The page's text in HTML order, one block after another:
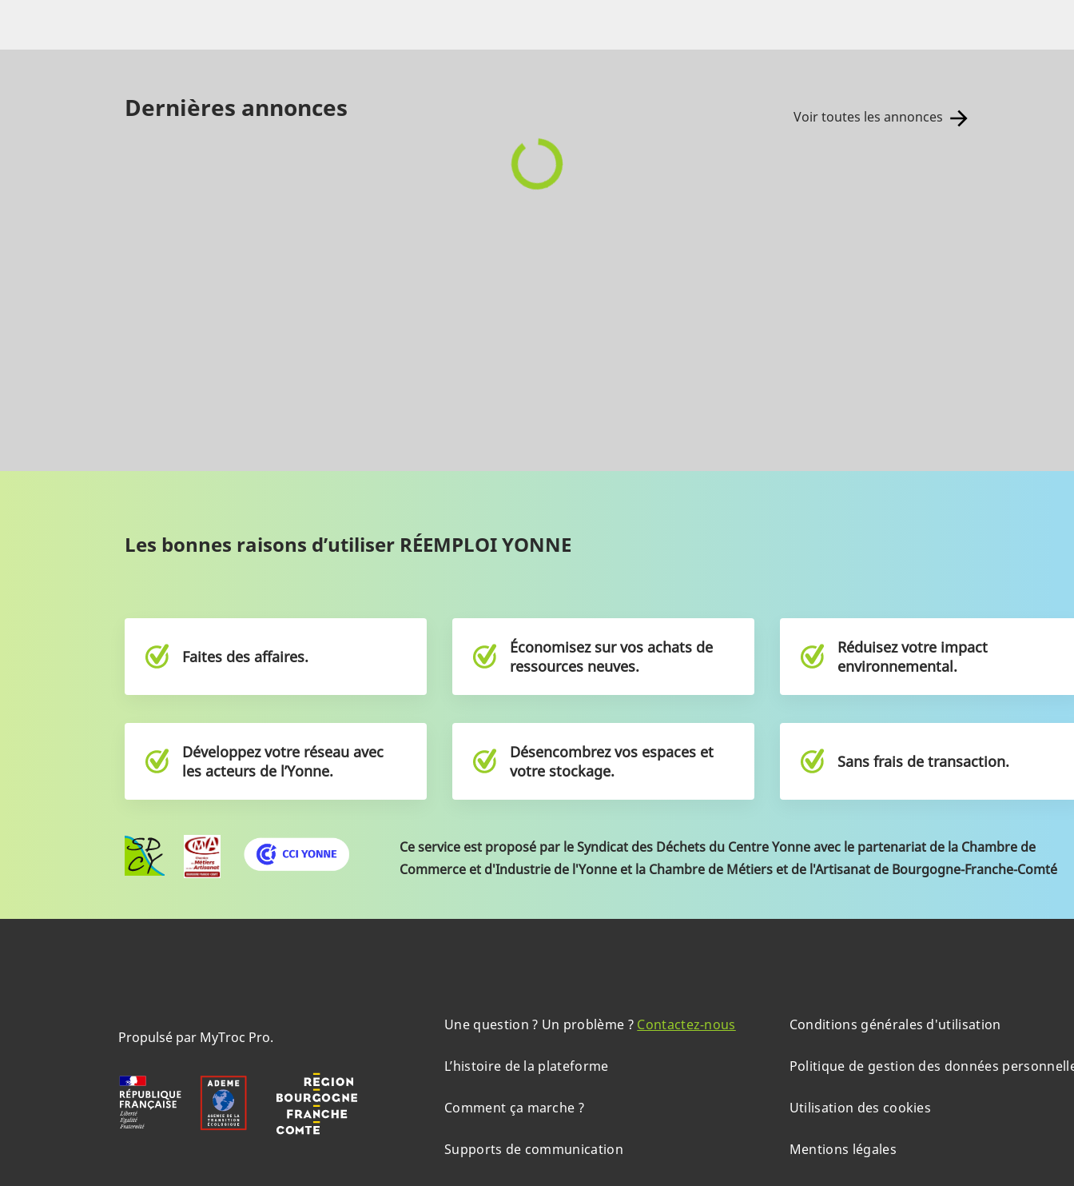
Dernières annonces Voir toutes les annonces
Les bonnes raisons d’utiliser RÉEMPLOI YONNE
Faites des affaires.
Économisez sur vos achats de
ressources neuves.
Réduisez votre impact
environnemental.
Développez votre réseau avec
les acteurs de l’Yonne.
Désencombrez vos espaces et
votre stockage.
Sans frais de transaction.
Ce service est proposé par le Syndicat des Déchets du Centre Yonne avec le partenariat de la Chambre de
Commerce et d'Industrie de l'Yonne et la Chambre de Métiers et de l'Artisanat de Bourgogne-Franche-Comté
Propulsé par MyTroc Pro.
Une question ? Un problème ? Contactez-nous
L’histoire de la plateforme
Comment ça marche ?
Supports de communication
Conditions générales d'utilisation
Politique de gestion des données
Utilisation des cookies
Mentions légales